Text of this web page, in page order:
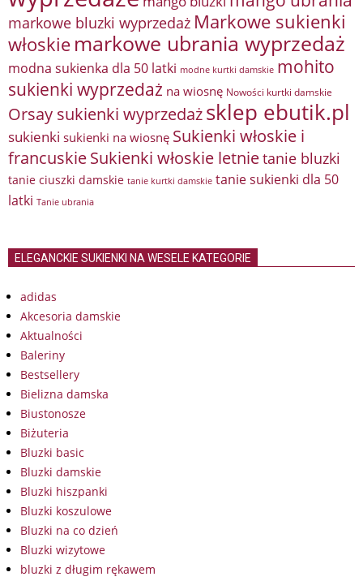
markowe bluzki wyprzedaż Markowe sukienki
włoskie markowe ubrania wyprzedaż
modna sukienka dla 50 latki modne kurtki damskie mohito
sukienki wyprzedaż na wiosnę Nowości kurtki damskie
Orsay sukienki wyprzedażsklep ebutik.pl
sukienki sukienki na wiosnę Sukienki włoskie i
francuskieSukienki włoskie letnietanie bluzki
tanie ciuszki damskie tanie kurtki damskie tanie sukienki dla 50
latki Tanie ubrania
ELEGANCKIE SUKIENKI NA WESELE KATEGORIE
adidas
Akcesoria damskie
Aktualności
Baleriny
Bestsellery
Bielizna damska
Biustonosze
Biżuteria
Bluzki basic
Bluzki damskie
Bluzki hiszpanki
Bluzki koszulowe
Bluzki na co dzień
Bluzki wizytowe
bluzki z długim rękawem